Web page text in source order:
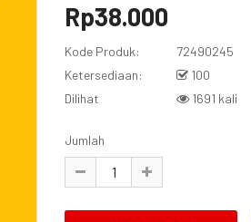
Rp38.000
Kode Produk:
72490245
Ketersediaan:
100
Dilihat
1691 kali
Jumlah